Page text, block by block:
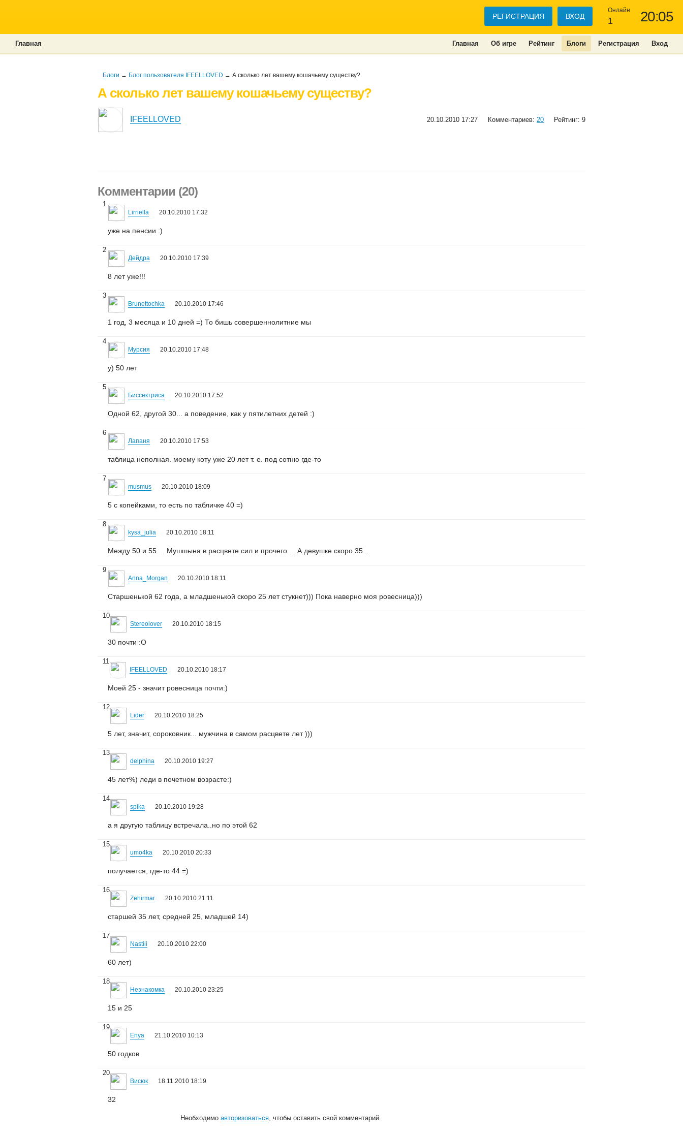
20:05
Онлайн
1
РЕГИСТРАЦИЯ ВХОД
Главная Об игре Рейтинг Блоги Регистрация Вход
Главная
Блоги → Блог пользователя IFEELLOVED → А сколько лет вашему кошачьему существу?
А сколько лет вашему кошачьему существу?
IFEELLOVED 20.10.2010 17:27 Комментариев: 20 Рейтинг: 9
Комментарии (20)
1
Lirriella 20.10.2010 17:32
уже на пенсии :)
2
Дейдра 20.10.2010 17:39
8 лет уже!!!
3
Brunettochka 20.10.2010 17:46
1 год, 3 месяца и 10 дней =) То бишь совершеннолитние мы
4
Мурсия 20.10.2010 17:48
у) 50 лет
5
Биссектриса 20.10.2010 17:52
Одной 62, другой 30... а поведение, как у пятилетних детей :)
6
Лапаня 20.10.2010 17:53
таблица неполная. моему коту уже 20 лет т. е. под сотню где-то
7
musmus 20.10.2010 18:09
5 с копейками, то есть по табличке 40 =)
8
kysa_julia 20.10.2010 18:11
Между 50 и 55.... Мушшына в расцвете сил и прочего.... А девушке скоро 35...
9
Anna_Morgan 20.10.2010 18:11
Старшенькой 62 года, а младшенькой скоро 25 лет стукнет))) Пока наверно моя ровесница)))
10
Stereolover 20.10.2010 18:15
30 почти :О
11
IFEELLOVED 20.10.2010 18:17
Моей 25 - значит ровесница почти:)
12
Lider 20.10.2010 18:25
5 лет, значит, сороковник... мужчина в самом расцвете лет )))
13
delphina 20.10.2010 19:27
45 лет%) леди в почетном возрасте:)
14
spika 20.10.2010 19:28
а я другую таблицу встречала..но по этой 62
15
umo4ka 20.10.2010 20:33
получается, где-то 44 =)
16
Zehirmar 20.10.2010 21:11
старшей 35 лет, средней 25, младшей 14)
17
Nastiii 20.10.2010 22:00
60 лет)
18
Незнакомка 20.10.2010 23:25
15 и 25
19
Enya 21.10.2010 10:13
50 годков
20
Висюк 18.11.2010 18:19
32
Необходимоавторизоваться, чтобы оставить свой комментарий.